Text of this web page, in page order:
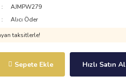
AJMPW279
Alıcı Öder
taksitlerle!
Sepete Ekle Hızlı Satın Al